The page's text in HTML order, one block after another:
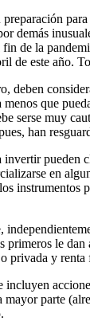
demás
de la
de este año.
deben
que
serse muy
han
pueden
en
instrumentos
le
privada y
parte